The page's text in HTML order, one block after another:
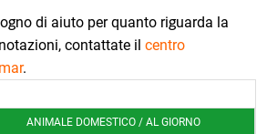
di aiuto per quanto riguarda la
contattate il centro
.
ANIMALE DOMESTICO / AL GIORNO